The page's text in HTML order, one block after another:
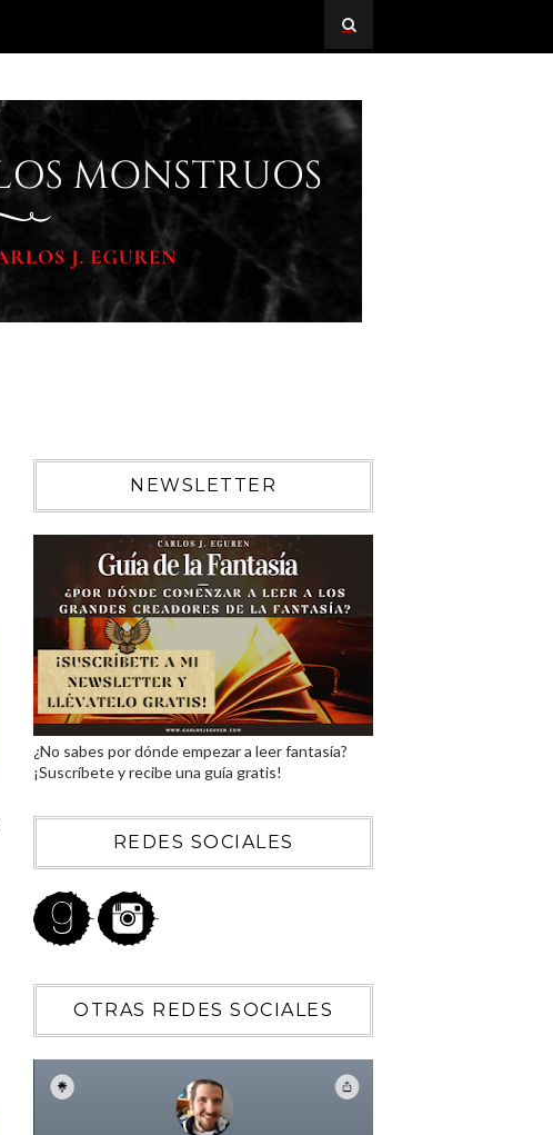
NEWSLETTER
¿No sabes por dónde empezar a leer fantasía?
¡Suscríbete y recibe una guía gratis!
REDES SOCIALES
OTRAS REDES SOCIALES